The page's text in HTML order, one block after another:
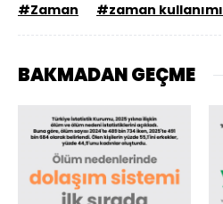
#Zaman #zaman kullanımı
BAKMADAN GEÇME